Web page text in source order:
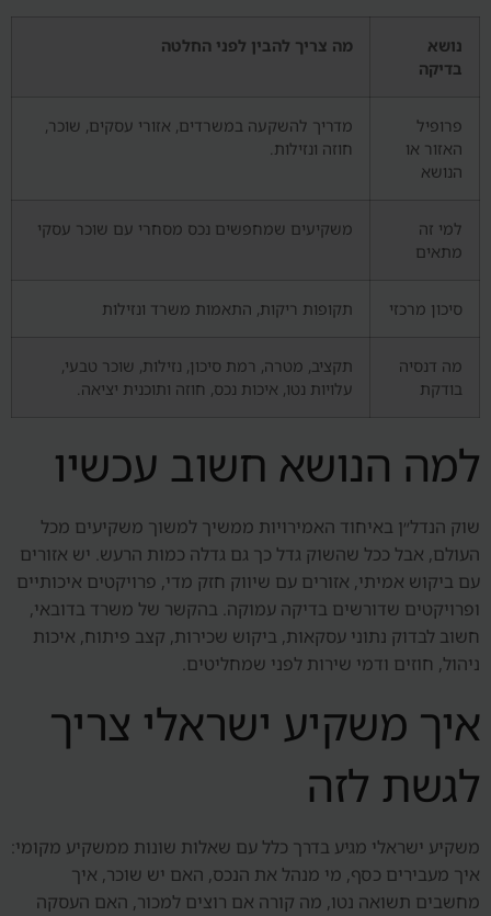
נושא
בדיקה
מה צריך להבין לפני החלטה
פרופיל
האזור או
הנושא
מדריך להשקעה במשרדים, אזורי עסקים, שוכר,
חוזה ונזילות.
למי זה
מתאים
משקיעים שמחפשים נכס מסחרי עם שוכר עסקי
סיכון מרכזי תקופות ריקות, התאמות משרד ונזילות
מה דנסיה
בודקת
תקציב, מטרה, רמת סיכון, נזילות, שוכר טבעי,
עלויות נטו, איכות נכס, חוזה ותוכנית יציאה.
למה הנושא חשוב עכשיו
שוק הנדל״ן באיחוד האמירויות ממשיך למשוך משקיעים מכל
העולם, אבל ככל שהשוק גדל כך גם גדלה כמות הרעש. יש אזורים
עם ביקוש אמיתי, אזורים עם שיווק חזק מדי, פרויקטים איכותיים
ופרויקטים שדורשים בדיקה עמוקה. בהקשר של משרד בדובאי,
חשוב לבדוק נתוני עסקאות, ביקוש שכירות, קצב פיתוח, איכות
ניהול, חוזים ודמי שירות לפני שמחליטים.
איך משקיע ישראלי צריך
לגשת לזה
משקיע ישראלי מגיע בדרך כלל עם שאלות שונות ממשקיע מקומי:
איך מעבירים כסף, מי מנהל את הנכס, האם יש שוכר, איך
מחשבים תשואה נטו, מה קורה אם רוצים למכור, האם העסקה